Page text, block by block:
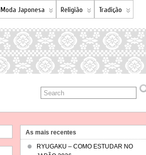
Moda Japonesa Religião Tradição
As mais recentes
RYUGAKU – COMO ESTUDAR NO